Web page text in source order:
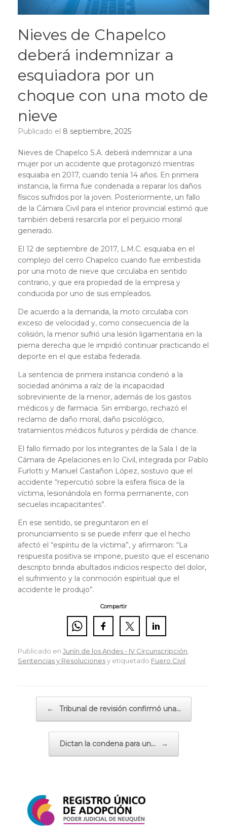
Nieves de Chapelco
deberá indemnizar a
esquiadora por un
choque con una moto de
nieve
Publicado el 8 septiembre, 2025
Nieves de Chapelco S.A. deberá indemnizar a una
mujer por un accidente que protagonizó mientras
esquiaba en 2017, cuando tenía 14 años. En primera
instancia, la firma fue condenada a reparar los daños
físicos sufridos por la joven. Posteriormente, un fallo
de la Cámara Civil para el interior provincial estimó que
también deberá resarcirla por el perjuicio moral
generado.
El 12 de septiembre de 2017, L.M.C. esquiaba en el
complejo del cerro Chapelco cuando fue embestida
por una moto de nieve que circulaba en sentido
contrario, y que era propiedad de la empresa y
conducida por uno de sus empleados.
De acuerdo a la demanda, la moto circulaba con
exceso de velocidad y, como consecuencia de la
colisión, la menor sufrió una lesión ligamentaria en la
pierna derecha que le impidió continuar practicando el
deporte en el que estaba federada.
La sentencia de primera instancia condenó a la
sociedad anónima a raíz de la incapacidad
sobreviniente de la menor, además de los gastos
médicos y de farmacia. Sin embargo, rechazó el
reclamo de daño moral, daño psicológico,
tratamientos médicos futuros y pérdida de chance.
El fallo firmado por los integrantes de la Sala I de la
Cámara de Apelaciones en lo Civil, integrada por Pablo
Furlotti y Manuel Castañon López, sostuvo que el
accidente “repercutió sobre la esfera física de la
víctima, lesionándola en forma permanente, con
secuelas incapacitantes”.
En ese sentido, se preguntaron en el
pronunciamiento si se puede inferir que el hecho
afectó el “espíritu de la víctima”, y afirmaron: “La
respuesta positiva se impone, puesto que el escenario
descripto brinda abultados indicios respecto del dolor,
el sufrimiento y la conmoción espiritual que el
accidente le produjo”.
Compartir
Publicado en Junín de los Andes - IV Circunscripción
Sentencias y Resolucionesy etiquetado Fuero Civil
← Tribunal de revisión confirmó una…
Dictan la condena para un… →